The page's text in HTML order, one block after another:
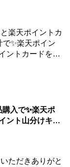
楽天ポイントカ
✨楽天ポイン
入で✨楽天ポ
ント山分けキャ
ただきありがと